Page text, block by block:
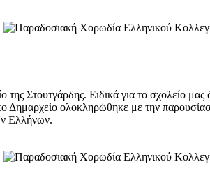
Στουτγάρδης. Ειδικά για το σχολείο
ολοκληρώθηκε με την
Ελλήνων.